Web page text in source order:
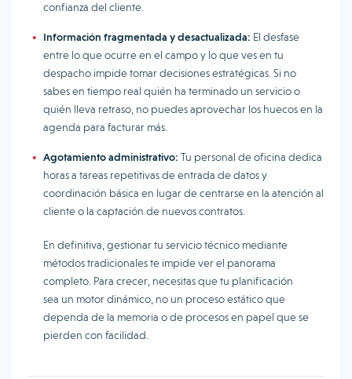
confianza del cliente.
Información fragmentada y desactualizada: El desfase
entre lo que ocurre en el campo y lo que ves en tu
despacho impide tomar decisiones estratégicas. Si no
sabes en tiempo real quién ha terminado un servicio o
quién lleva retraso, no puedes aprovechar los huecos en la
agenda para facturar más.
Agotamiento administrativo: Tu personal de oficina dedica
horas a tareas repetitivas de entrada de datos y
coordinación básica en lugar de centrarse en la atención al
cliente o la captación de nuevos contratos.
En definitiva, gestionar tu servicio técnico mediante
métodos tradicionales te impide ver el panorama
completo. Para crecer, necesitas que tu planificación
sea un motor dinámico, no un proceso estático que
dependa de la memoria o de procesos en papel que se
pierden con facilidad.